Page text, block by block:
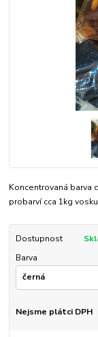
Koncentrovaná barva
probarví cca 1kg
Dostupnost
Barva
Nejsme plátci DPH